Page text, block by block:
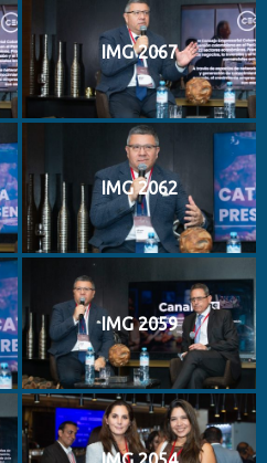
IMG 2067
IMG 2062
IMG 2059